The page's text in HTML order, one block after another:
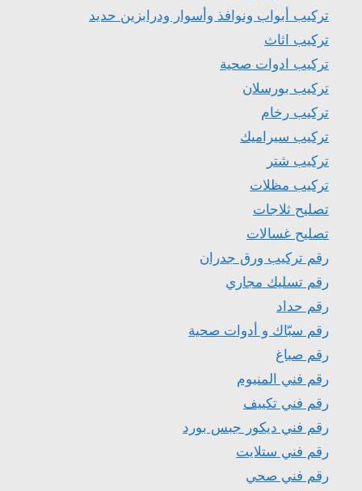
تركيب أبواب ونوافذ وأسوار ودرابزين حديد
تركيب اثاث
تركيب ادوات صحية
تركيب بورسلان
تركيب رخام
تركيب سيراميك
تركيب شتر
تركيب مظلات
تصليح ثلاجات
تصليح غسالات
رقم تركيب ورق جدران
رقم تسليك مجاري
رقم حداد
رقم سبّاك و أدوات صحية
رقم صباغ
رقم فني المنيوم
رقم فني تكييف
رقم فني ديكور جبس بورد
رقم فني ستلايت
رقم فني صحي